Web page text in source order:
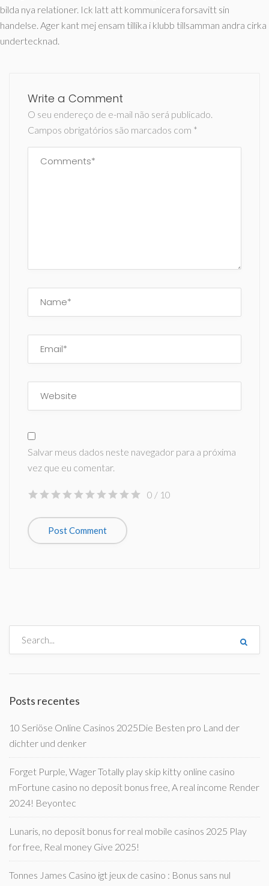
bilda nya relationer. Ick latt att kommunicera forsavitt sin
handelse. Ager kant mej ensam tillika i klubb tillsamman andra cirka
undertecknad.
Write a Comment
O seu endereço de e-mail não será publicado.
Campos obrigatórios são marcados com *
Salvar meus dados neste navegador para a próxima
vez que eu comentar.
0 / 10
Posts recentes
10 Seriöse Online Casinos 2025Die Besten pro Land der
dichter und denker
Forget Purple, Wager Totally play skip kitty online casino
mFortune casino no deposit bonus free, A real income Render
2024! Beyontec
Lunaris, no deposit bonus for real mobile casinos 2025 Play
for free, Real money Give 2025!
Tonnes James Casino igt jeux de casino : Bonus sans nul